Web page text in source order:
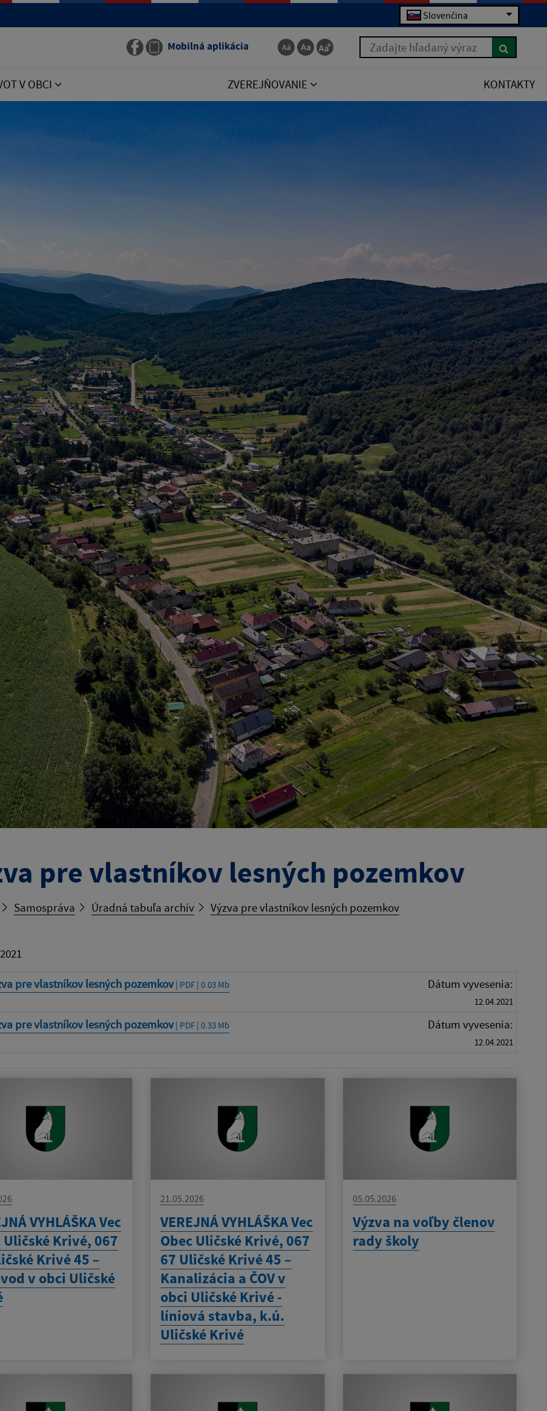
Slovenčina
Mobilná aplikácia Zadajte hľadaný výraz
V OBCI ZVEREJŇOVANIE KONTAKTY
pre vlastníkov lesných pozemkov
Samospráva Úradná tabuľa archív Výzva pre vlastníkov lesných pozemkov
pre vlastníkov lesných pozemkov| PDF | 0.03 Mb Dátum vyvesenia:
12.04.2021
pre vlastníkov lesných pozemkov| PDF | 0.33 Mb Dátum vyvesenia:
12.04.2021
VYHLÁŠKA Vec
Uličské Krivé, 067
Krivé 45 –
v obci Uličské
21.05.2026
VEREJNÁ VYHLÁŠKA Vec
Obec Uličské Krivé, 067
67 Uličské Krivé 45 –
Kanalizácia a ČOV v
obci Uličské Krivé -
líniová stavba, k.ú.
Uličské Krivé
05.05.2026
Výzva na voľby členov
rady školy